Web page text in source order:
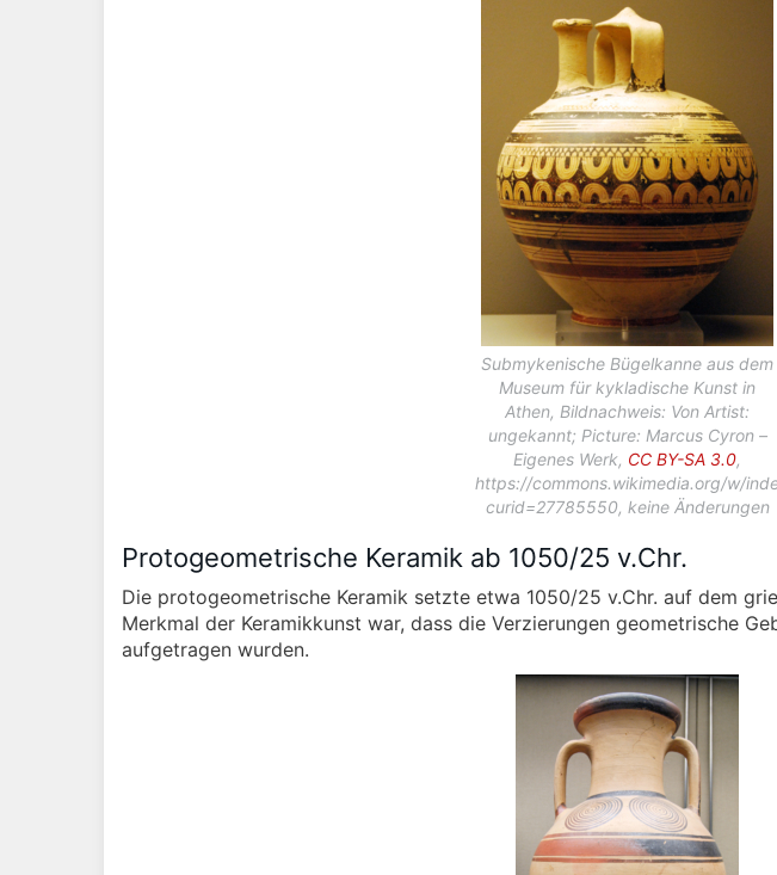
Submykenische Bügelkanne aus dem
Museum für kykladische Kunst in
Athen, Bildnachweis: Von Artist:
ungekannt; Picture: Marcus Cyron –
Eigenes Werk, CC BY-SA 3.0,
https://commons.wikimedia.org/w/
curid=27785550, keine Änderungen
Protogeometrische Keramik ab 1050/25 v.Chr.
Die protogeometrische Keramik setzte etwa 1050/25 v.Chr. auf dem
Merkmal der Keramikkunst war, dass die Verzierungen geometrische
aufgetragen wurden.